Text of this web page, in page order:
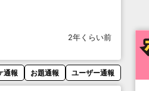
2年くらい前
通報 お題通報 ユーザー通報